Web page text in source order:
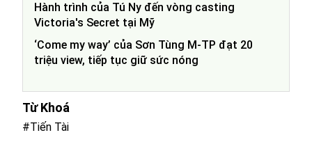
Hành trình của Tú Ny đến vòng casting
Victoria's Secret tại Mỹ
‘Come my way’ của Sơn Tùng M-TP đạt 20
triệu view, tiếp tục giữ sức nóng
Từ Khoá
#Tiến Tài